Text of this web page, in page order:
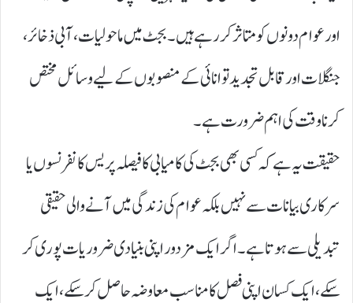
اور عوام دونوں کو متاثر کر رہے ہیں۔ بجٹ میں ماحولیات، آبی ذخائر،
جنگلات اور قابل تجدید توانائی کے منصوبوں کے لیے وسائل مختص
کرنا وقت کی اہم ضرورت ہے۔
حقیقت یہ ہے کہ کسی بھی بجٹ کی کامیابی کا فیصلہ پریس کانفرنسوں یا
سرکاری بیانات سے نہیں بلکہ عوام کی زندگی میں آنے والی حقیقی
تبدیلی سے ہوتا ہے۔ اگر ایک مزدور اپنی بنیادی ضروریات پوری کر
سکے، ایک کسان اپنی فصل کا مناسب معاوضہ حاصل کر سکے، ایک